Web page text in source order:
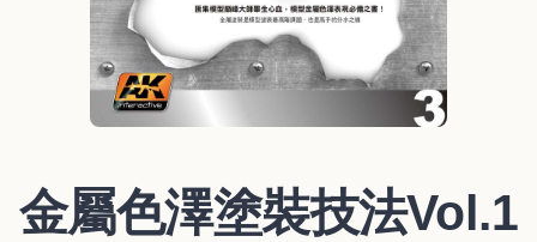
金屬色澤塗裝技法Vol.1